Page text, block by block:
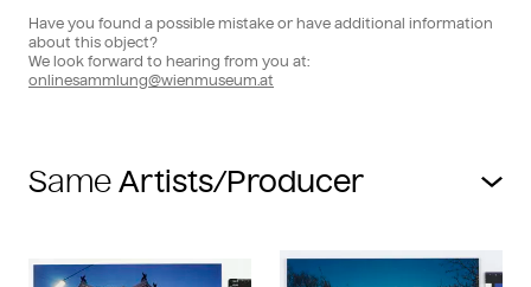
Have you found a possible mistake or have additional information
about this object?
We look forward to hearing from you at:
onlinesammlung@wienmuseum.at
Same